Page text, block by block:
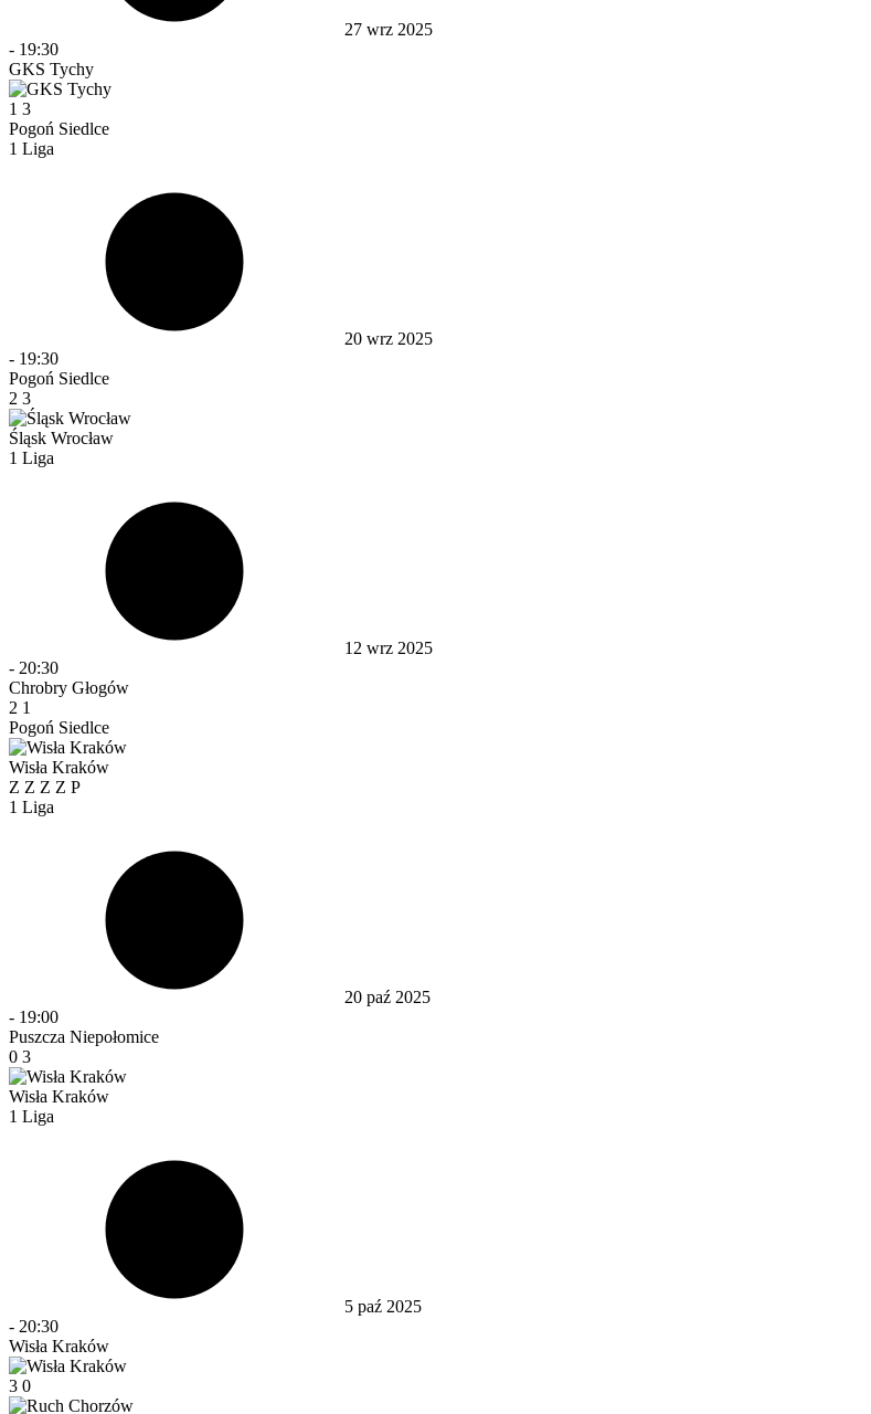
27 wrz 2025
- 19:30
GKS Tychy
1 3
Pogoń Siedlce
1 Liga
20 wrz 2025
- 19:30
Pogoń Siedlce
2 3
Śląsk Wrocław
1 Liga
12 wrz 2025
- 20:30
Chrobry Głogów
2 1
Pogoń Siedlce
Wisła Kraków
Z Z Z Z P
1 Liga
20 paź 2025
- 19:00
Puszcza Niepołomice
0 3
Wisła Kraków
1 Liga
5 paź 2025
- 20:30
Wisła Kraków
3 0